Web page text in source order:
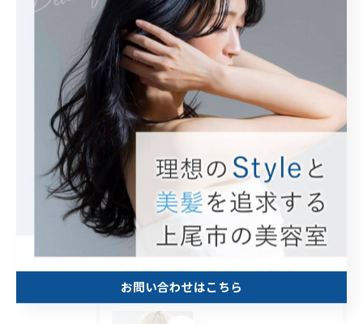
カテゴリー Categories
全てのカテゴリー
カット
カラー
白髪ぼかし
トリートメント
縮毛矯正
最近の投稿 Recent Posts
お問い合わせはこちら